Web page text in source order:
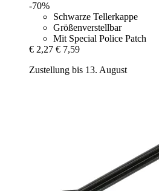
-70%
Schwarze Tellerkappe
Größenverstellbar
Mit Special Police Patch
€ 2,27 € 7,59
Zustellung bis 13. August